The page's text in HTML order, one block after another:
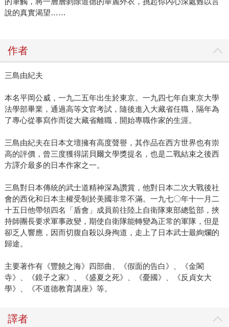
說的真實渴望……
作者
三島由紀夫
本名平岡公威，一九二五年出生於東京。一九四七年自東京大學
法學部畢業，通過高等文官考試，隨後進入大藏省任職，隔年為
了專心從事寫作而從大藏省離職，開始專職作家的生涯。
三島由紀夫在日本文壇擁有高度聲譽，其作品在西方世界也有崇
高的評價，曾三度獲得諾貝爾文學獎提名，也是二戰結束之後西
方譯介最多的日本作家之一。
三島對日本傳統的武士道精神深為讚賞，他對日本二次大戰後社
會的西化和日本主權受制於美國非常不滿。一九七〇年十一月二
十五日他帶領四名「盾會」成員前往陸上自衛隊東部總監部，挾
持師團長要求軍事政變，期使自衛隊能轉變為正常的軍隊，但是
卻乏人響應，因而切腹自殺以身殉道，走上了日本武士最絢爛的
歸途。
主要著作有《豐饒之海》四部曲、《假面的告白》、《金閣
寺》、《鏡子之家》、《盛夏之死》、《憂國》、《反貞女大
學》、《不道德教育講座》等。
譯者